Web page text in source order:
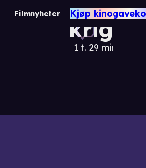
Filmnyheter Kjøp
krig
1 t. 29 min.